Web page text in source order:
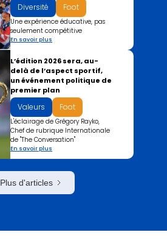
Diversité Foot
Une expérience éducative, pas
seulement compétitive
En savoir plus
L’édition 2026 sera, au-
delà de l’aspect sportif,
un événement politique de
premier plan
Valeurs Foot
L'éclairage de Grégory Rayko,
Chef de rubrique International‍e
de "The Conversation"
En savoir plus
Plus d'articles